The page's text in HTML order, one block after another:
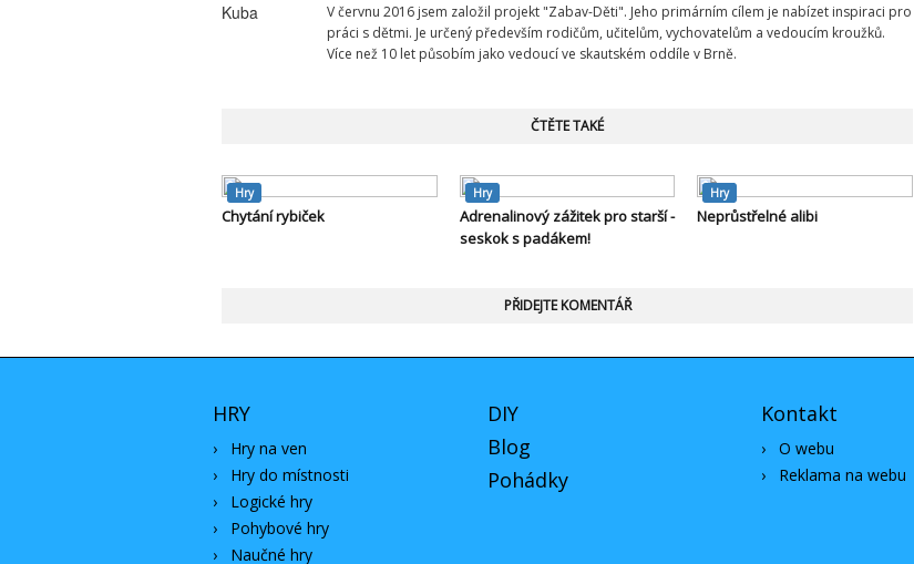
V červnu 2016 jsem založil projekt "Zabav-Děti". Jeho primárním cílem je nabízet inspiraci pro
práci s dětmi. Je určený především rodičům, učitelům, vychovatelům a vedoucím kroužků.
Více než 10 let působím jako vedoucí ve skautském oddíle v Brně.
ČTĚTE TAKÉ
Hry
Chytání rybiček
Hry
Adrenalinový zážitek pro starší -
seskok s padákem!
Hry
Neprůstřelné alibi
PŘIDEJTE KOMENTÁŘ
HRY
› Hry na ven
› Hry do místnosti
› Logické hry
› Pohybové hry
› Naučné hry
DIY
Blog
Pohádky
Kontakt
› O webu
› Reklama na webu